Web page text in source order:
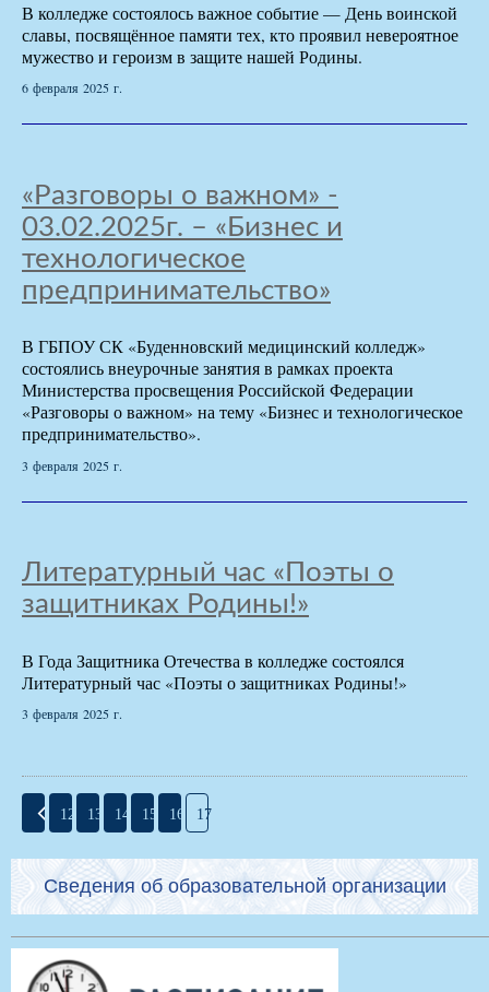
В колледже состоялось важное событие — День воинской
славы, посвящённое памяти тех, кто проявил невероятное
мужество и героизм в защите нашей Родины.
6 февраля 2025 г.
«Разговоры о важном» -
03.02.2025г. – «Бизнес и
технологическое
предпринимательство»
В ГБПОУ СК «Буденновский медицинский колледж»
состоялись внеурочные занятия в рамках проекта
Министерства просвещения Российской Федерации
«Разговоры о важном» на тему «Бизнес и технологическое
предпринимательство».
3 февраля 2025 г.
Литературный час «Поэты о
защитниках Родины!»
В Года Защитника Отечества в колледже состоялся
Литературный час «Поэты о защитниках Родины!»
3 февраля 2025 г.
12 13 14 15 16 17
Сведения об образовательной организации